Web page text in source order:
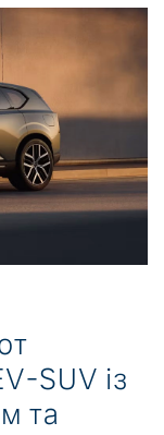
SUV із
та